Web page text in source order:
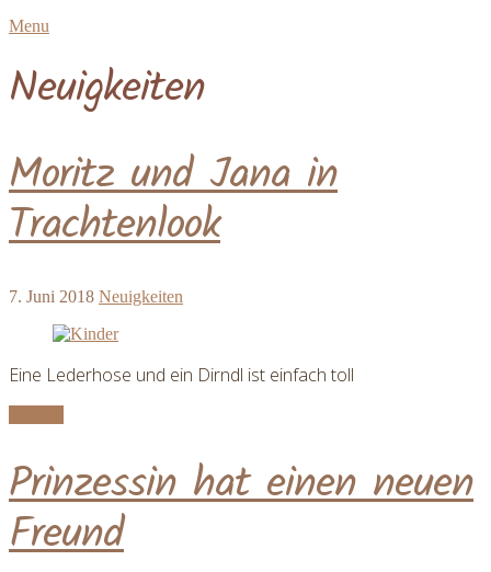
Menu
Neuigkeiten
Moritz und Jana in
Trachtenlook
7. Juni 2018 Neuigkeiten
Eine Lederhose und ein Dirndl ist einfach toll
Prinzessin hat einen neuen
Freund